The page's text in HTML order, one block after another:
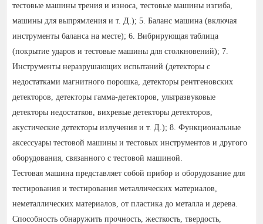
тестовые машины трения и износа, тестовые машины изгиба,
машины для выпрямления и т. Д.); 5. Баланс машина (включая
инструменты баланса на месте); 6. Вибрирующая таблица
(покрытие ударов и тестовые машины для столкновений); 7.
Инструменты неразрушающих испытаний (детекторы с
недостатками магнитного порошка, детекторы рентгеновских
детекторов, детекторы гамма-детекторов, ультразвуковые
детекторы недостатков, вихревые детекторы детекторов,
акустические детекторы излучения и т. Д.); 8. Функциональные
аксессуары тестовой машины и тестовых инструментов и другого
оборудования, связанного с тестовой машиной.
Тестовая машина представляет собой прибор и оборудование для
тестирования и тестирования металлических материалов,
неметаллических материалов, от пластика до металла и дерева.
Способность обнаружить прочность, жесткость, твердость,